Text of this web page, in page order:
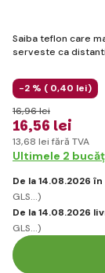
Saiba teflon care
serveste ca
-2 % ( 0,40 lei)
16,56 lei
16,96 lei
13,68 lei fără TVA
Ultimele 2
De la 14.08.2026
GLS...)
De la 14.08.2026
GLS...)